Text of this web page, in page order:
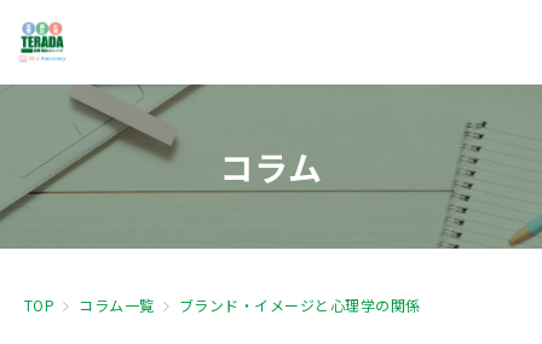
コラム
TOP コラム一覧 ブランド・イメージと心理学の関係